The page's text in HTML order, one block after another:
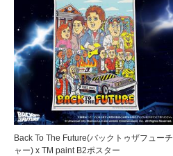
Back To The Future(バックトゥザフューチ
ャー) x TM paint B2ポスター